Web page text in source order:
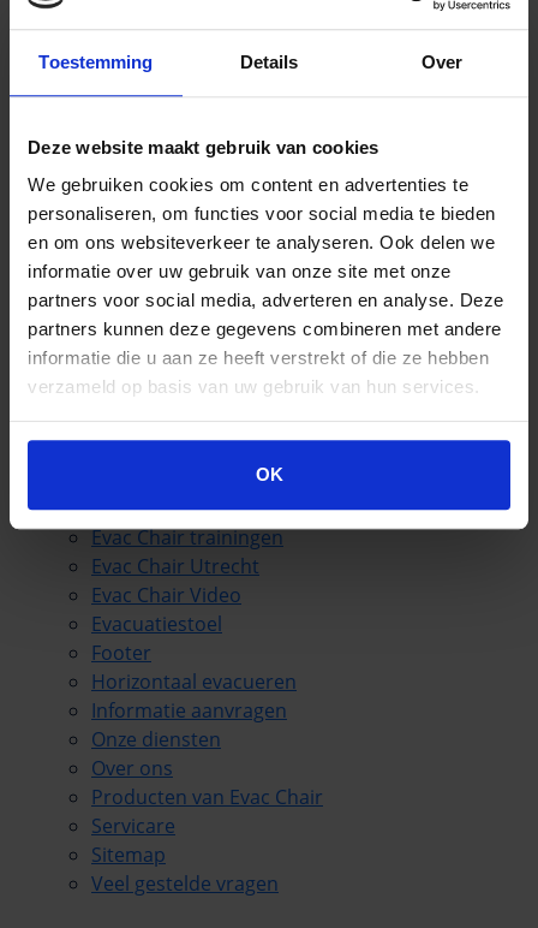
Toestemming Details Over
Deze website maakt gebruik van cookies
We gebruiken cookies om content en advertenties te
personaliseren, om functies voor social media te bieden
en om ons websiteverkeer te analyseren. Ook delen we
informatie over uw gebruik van onze site met onze
partners voor social media, adverteren en analyse. Deze
partners kunnen deze gegevens combineren met andere
informatie die u aan ze heeft verstrekt of die ze hebben
verzameld op basis van uw gebruik van hun services.
OK
€3.320,00
naar:
PAGINA'S
Aankoopcriteria & Garantie
Contact
Escape Chair
Evac Chair
Evac Chair Accessoires
Evac Chair Nederland
Evac Chair Nederland 2023
Evac Chair trainingen
Evac Chair Utrecht
Evac Chair Video
Evacuatiestoel
Footer
Horizontaal evacueren
Informatie aanvragen
Onze diensten
Over ons
Producten van Evac Chair
Servicare
Sitemap
Veel gestelde vragen